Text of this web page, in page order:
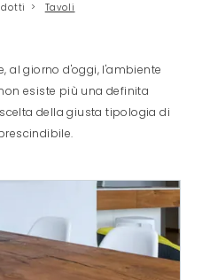
> Tavoli
al giorno d'oggi, l'ambiente
esiste più una definita
della giusta tipologia di